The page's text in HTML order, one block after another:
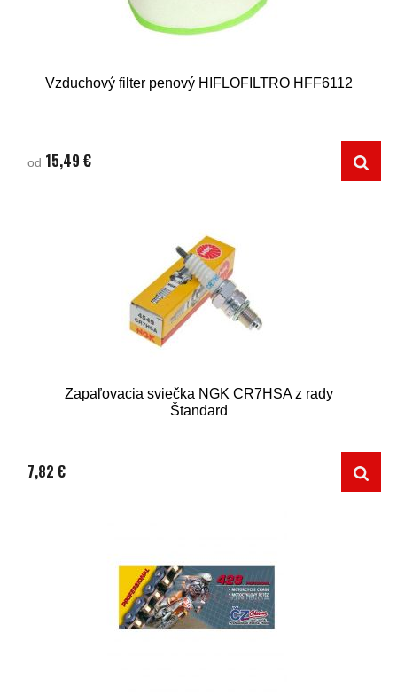
Vzduchový filter penový HIFLOFILTRO HFF6112
od 15,49 €
Zapaľovacia sviečka NGK CR7HSA z rady
Štandard
7,82 €